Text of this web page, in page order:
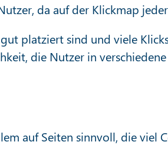
da auf der Klickmap
platziert sind und viele
die Nutzer in
auf Seiten sinnvoll, die viel